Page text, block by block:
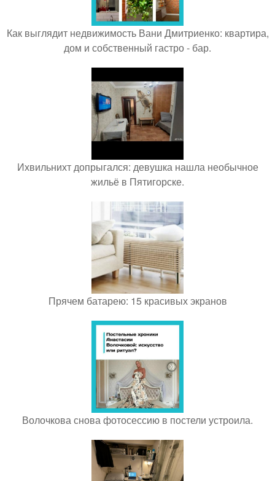
Как выглядит недвижимость Вани Дмитриенко: квартира,
дом и собственный гастро - бар.
Ихвильнихт допрыгался: девушка нашла необычное
жильё в Пятигорске.
Прячем батарею: 15 красивых экранов
Волочкова снова фотосессию в постели устроила.